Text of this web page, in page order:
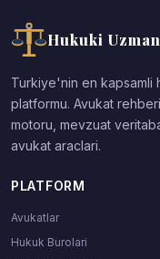
Hukuki Uzman
Turkiye'nin en kapsamli
platformu. Avukat
motoru, mevzuat
avukat araclari.
PLATFORM
Avukatlar
Hukuk Burolari